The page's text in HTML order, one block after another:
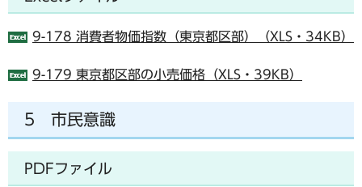
9-178 消費者物価指数（東京都区部）（XLS・34KB）
9-179 東京都区部の小売価格（XLS・39KB）
5 市民意識
PDFファイル